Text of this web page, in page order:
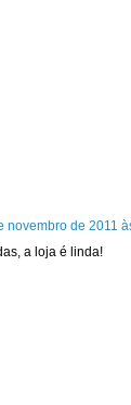
novembro de 2011
a loja é linda!